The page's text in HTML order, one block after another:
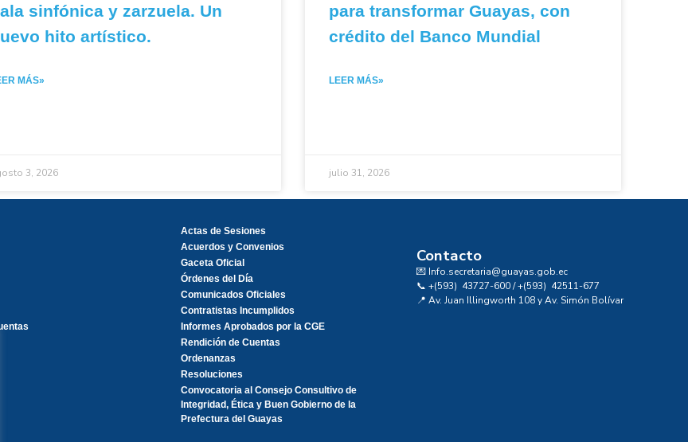
sinfónica y zarzuela. Un
hito artístico.
MÁS»
3, 2026
para transformar Guayas, con
crédito del Banco Mundial
LEER MÁS»
julio 31, 2026
Actas de Sesiones
Acuerdos y Convenios
Gaceta Oficial
Órdenes del Día
Comunicados Oficiales
Contratistas Incumplidos
Informes Aprobados por la CGE
Rendición de Cuentas
Ordenanzas
Resoluciones
Convocatoria al Consejo Consultivo de
Integridad, Ética y Buen Gobierno de la
Prefectura del Guayas
Contacto
💌 Info.secretaria@guayas.gob.ec
📞 +(593) 43727-600 / +(593) 42511-677
📍 Av. Juan Illingworth 108 y Av. Simón Bolívar